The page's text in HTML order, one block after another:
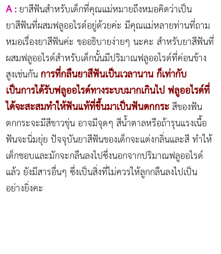
A :ยาสีฟันสำหรับเด็กที่คุณแม่หมายถึงหมอคิดว่าเป็น
ยาสีฟันที่ผสมฟลูออไรด์อยู่ด้วยค่ะ มีคุณแม่หลายท่านที่ถาม
หมอเรื่องยาสีฟันค่ะ ขออธิบายง่ายๆ นะคะ สำหรับยาสีฟันที่
ผสมฟลูออไรด์สำหรับเด็กนั้นมีปริมาณฟลูออไรด์ที่ค่อนข้าง
สูงเช่นกันการที่กลืนยาสีฟันเป็นเวลานาน ก็เท่ากับ
เป็นการได้รับฟลูออไรด์ทางระบบมากเกินไป ฟลูออไรด์ที่
ได้จะสะสมทำให้ฟันแท้ที่ขึ้นมาเป็นฟันตกกระสีของฟัน
ตกกระจะมีสีขาวขุ่น อาจมีจุดๆ สีน้ำตาลหรือถ้ารุนแรงเนื้อ
ฟันจะนิ่มยุ่ย ปัจจุบันยาสีฟันของเด็กจะแต่งกลิ่นและสี ทำให้
เด็กชอบและมักจะกลืนลงไปซึ่งนอกจากปริมาณฟลูออไรด์
แล้ว ยังมีสารอื่นๆ ซึ่งเป็นสิ่งที่ไม่ควรให้ลูกกลืนลงไปเป็น
อย่างยิ่งคะ